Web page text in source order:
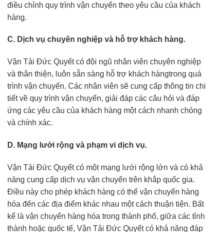
điều chỉnh quy trình vận chuyển theo yêu cầu của khách
hàng.
C. Dịch vụ chuyên nghiệp và hỗ trợ khách hàng.
Vận Tải Đức Quyết có đội ngũ nhân viên chuyên nghiệp
và thân thiện, luôn sẵn sàng hỗ trợ khách hàngtrong quá
trình vận chuyển. Các nhân viên sẽ cung cấp thông tin chi
tiết về quy trình vận chuyển, giải đáp các câu hỏi và đáp
ứng các yêu cầu của khách hàng một cách nhanh chóng
và chính xác.
D. Mạng lưới rộng và phạm vi dịch vụ.
Vận Tải Đức Quyết có một mạng lưới rộng lớn và có khả
năng cung cấp dịch vụ vận chuyển trên khắp quốc gia.
Điều này cho phép khách hàng có thể vận chuyển hàng
hóa đến các địa điểm khác nhau một cách thuận tiện. Bất
kể là vận chuyển hàng hóa trong thành phố, giữa các tỉnh
thành hoặc quốc tế, Vận Tải Đức Quyết có khả năng đáp